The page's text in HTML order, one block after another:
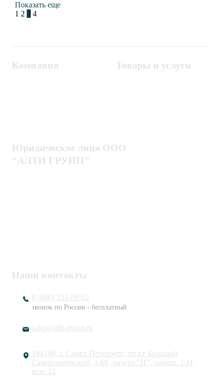
Показать еще
1 2 3 4
Компания Товары и услуги
Юридическое лицо ООО
"АЛТИ ГРУПП"
Наши контакты
8 (800) 351-09-62
звонок по России - бесплатный
sales@alti-group.ru
194100, г. Санкт-Петербург, пр-кт Большой
Сампсониевский, д.68, литера "Н", помещ. 1-Н,
ком. 21